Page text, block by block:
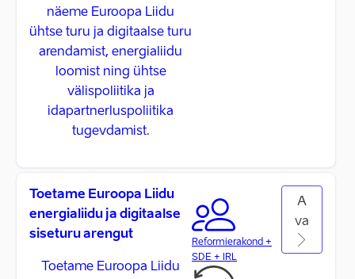
näeme Euroopa Liidu
ühtse turu ja digitaalse turu
arendamist, energialiidu
loomist ning ühtse
välispoliitika ja
idapartnerluspoliitika
tugevdamist.
Toetame Euroopa Liidu
energialiidu ja digitaalse
siseturu arengut
Toetame Euroopa Liidu
Reformierakond +
SDE + IRL
A
va